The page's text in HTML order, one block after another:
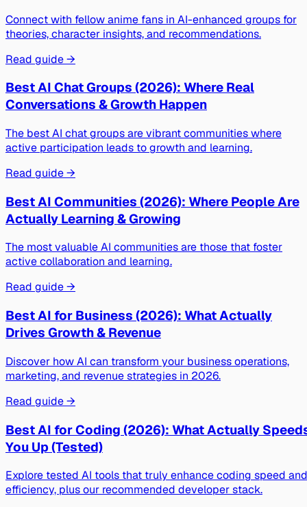
Connect with fellow anime fans in AI-enhanced groups for
theories, character insights, and recommendations.
Read guide →
Best AI Chat Groups (2026): Where Real
Conversations & Growth Happen
The best AI chat groups are vibrant communities where
active participation leads to growth and learning.
Read guide →
Best AI Communities (2026): Where People Are
Actually Learning & Growing
The most valuable AI communities are those that foster
active collaboration and learning.
Read guide →
Best AI for Business (2026): What Actually
Drives Growth & Revenue
Discover how AI can transform your business operations,
marketing, and revenue strategies in 2026.
Read guide →
Best AI for Coding (2026): What Actually
You Up (Tested)
Explore tested AI tools that truly enhance coding speed and
efficiency, plus our recommended developer stack.